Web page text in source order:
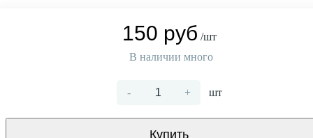
150 руб /шт
В наличии много
- + шт
Купить